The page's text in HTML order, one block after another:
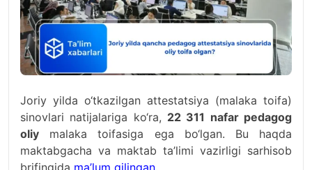
Joriy yilda o‘tkazilgan attestatsiya (malaka toifa)
sinovlari natijalariga ko‘ra, 22 311 nafar pedagog
oliy malaka toifasiga ega bo‘lgan. Bu haqda
maktabgacha va maktab ta’limi vazirligi sarhisob
brifingida ma’lum qilingan.